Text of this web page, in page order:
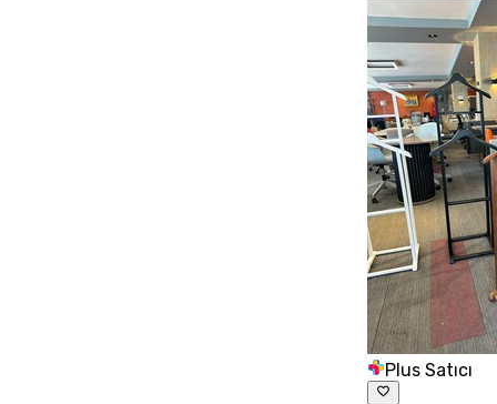
Plus Satıcı